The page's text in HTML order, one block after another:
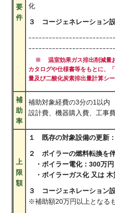
要
件
化
３ コージェネレーション
ｰｰｰｰｰｰｰｰｰｰｰｰｰｰｰｰｰｰｰｰｰｰｰｰ
ｰｰｰｰｰｰｰｰｰｰｰｰｰｰｰｰｰｰｰｰｰｰｰｰｰ
※
温室効果ガス排出削減量
カタログや仕様書等をもとに、
量及び二酸化炭素排出量計算シ
補
助
率
補助対象経費の3分の1以内
設計費、機器購入費、工事
上
限
額
１ 既存の対象設備の更新
２ ボイラーの燃料転換を
・ボイラー電化：300万円
・ボイラーガス化 又は 木
３ コージェネレーション
※補助額20万円以上となる